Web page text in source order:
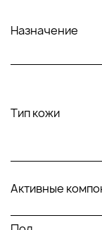
ОСНОВНЫЕ
обменные
более
волосков,
фолликулы
их
структуру
Назначение
Тип кожи
Активные